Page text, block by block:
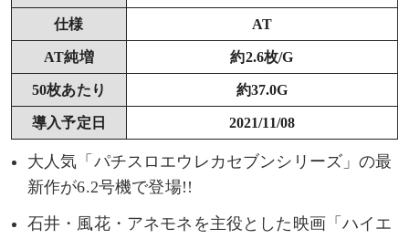
仕様 AT
AT純増 約2.6枚/G
50枚あたり 約37.0G
導入予定日 2021/11/08
大人気「パチスロエウレカセブンシリーズ」の最
新作が6.2号機で登場!!
石井・風花・アネモネを主役とした映画「ハイエ